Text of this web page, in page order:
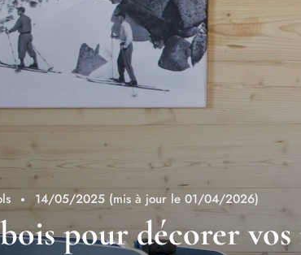
14/05/2025 (mis à jour le 01/04/2026)
pour décorer